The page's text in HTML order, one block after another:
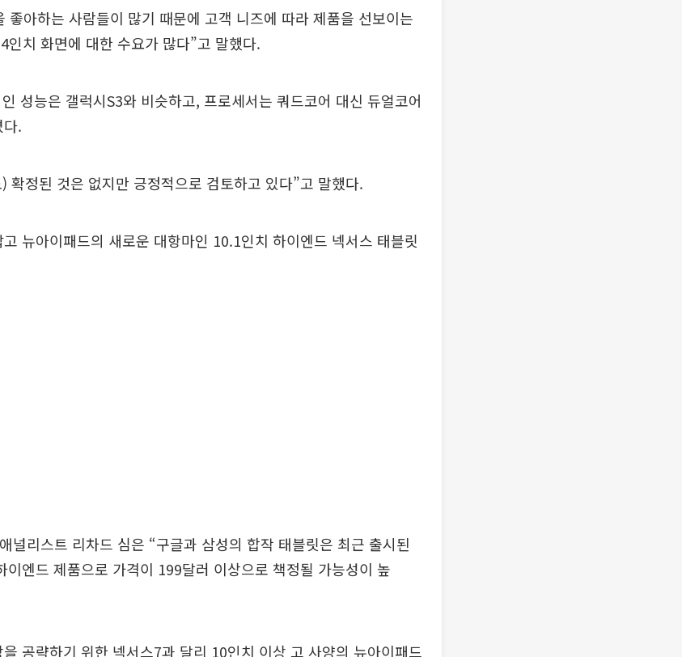
좋아하는 사람들이 많기 때문에 고객 니즈에 따라 제품을 선보이는
인치 화면에 대한 수요가 많다”고 말했다.
성능은 갤럭시S3와 비슷하고, 프로세서는 쿼드코어 대신 듀얼코어
.
확정된 것은 없지만 긍정적으로 검토하고 있다”고 말했다.
뉴아이패드의 새로운 대항마인 10.1인치 하이엔드 넥서스 태블릿
널리스트 리차드 심은 “구글과 삼성의 합작 태블릿은 최근 출시된
이엔드 제품으로 가격이 199달러 이상으로 책정될 가능성이 높
공략하기 위한 넥서스7과 달리 10인치 이상 고 사양의 뉴아이패드